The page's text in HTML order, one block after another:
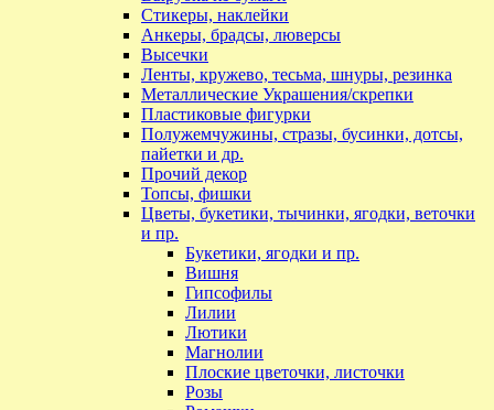
Стикеры, наклейки
Анкеры, брадсы, люверсы
Высечки
Ленты, кружево, тесьма, шнуры, резинка
Металлические Украшения/скрепки
Пластиковые фигурки
Полужемчужины, стразы, бусинки, дотсы,
пайетки и др.
Прочий декор
Топсы, фишки
Цветы, букетики, тычинки, ягодки, веточки
и пр.
Букетики, ягодки и пр.
Вишня
Гипсофилы
Лилии
Лютики
Магнолии
Плоские цветочки, листочки
Розы